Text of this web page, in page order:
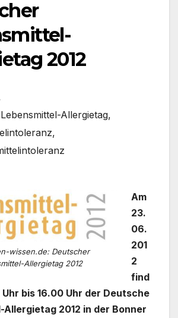
2012
Allergietag,
,
wissen.de: Deutscher
Allergietag 2012
Am
23.
06.
201
2
find
bis 16.00 Uhr der Deutsche
2012 in der Bonner